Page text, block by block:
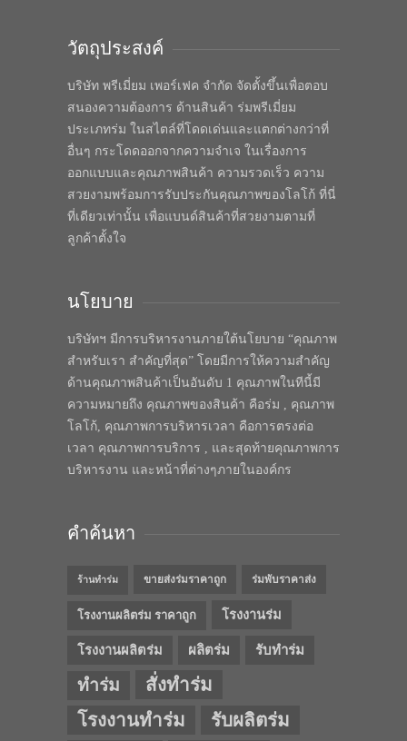
วัตถุประสงค์
บริษัท พรีเมี่ยม เพอร์เฟค จำกัด จัดตั้งขึ้นเพื่อตอบ
สนองความต้องการ ด้านสินค้า ร่มพรีเมี่ยม
ประเภทร่ม ในสไตล์ที่โดดเด่นและแตกต่างกว่าที่
อื่นๆ กระโดดออกจากความจำเจ ในเรื่องการ
ออกแบบและคุณภาพสินค้า ความรวดเร็ว ความ
สวยงามพร้อมการรับประกันคุณภาพของโลโก้ ที่นี่
ที่เดียวเท่านั้น เพื่อแบนด์สินค้าที่สวยงามตามที่
ลูกค้าตั้งใจ
นโยบาย
บริษัทฯ มีการบริหารงานภายใต้นโยบาย “คุณภาพ
สำหรับเรา สำคัญที่สุด” โดยมีการให้ความสำคัญ
ด้านคุณภาพสินค้าเป็นอันดับ 1 คุณภาพในทีนี้มี
ความหมายถึง คุณภาพของสินค้า คือร่ม , คุณภาพ
โลโก้, คุณภาพการบริหารเวลา คือการตรงต่อ
เวลา คุณภาพการบริการ , และสุดท้ายคุณภาพการ
บริหารงาน และหน้าที่ต่างๆภายในองค์กร
คำค้นหา
ร้านทำร่ม ขายส่งร่มราคาถูก ร่มพับราคาส่ง
โรงงานผลิตร่ม ราคาถูก โรงงานร่ม
โรงงานผลิตร่ม ผลิตร่ม รับทำร่ม
ทำร่ม
สั่งทำร่ม
โรงงานทำร่ม
รับผลิตร่ม